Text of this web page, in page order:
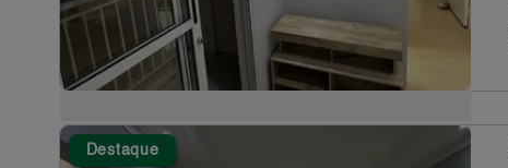
Destaque